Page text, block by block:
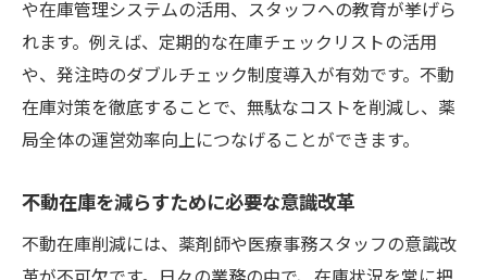
や在庫管理システムの活用、スタッフへの教育が挙げら
れます。例えば、定期的な在庫チェックリストの活用
や、発注時のダブルチェック制度導入が有効です。不動
在庫対策を徹底することで、無駄なコストを削減し、薬
局全体の運営効率向上につなげることができます。
不動在庫を減らすために必要な意識改革
不動在庫削減には、薬剤師や医療事務スタッフの意識改